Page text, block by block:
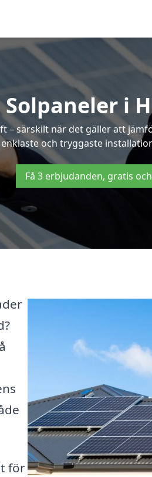
Solpaneler i
– särskilt när det gäller att
och tryggaste
Få 3 erbjudanden, gratis
för